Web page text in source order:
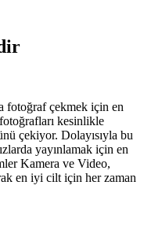
fotoğraf çekmek için en
kesinlikle
çekiyor. Dolayısıyla bu
yayınlamak için en
Kamera ve Video,
en iyi cilt için her zaman